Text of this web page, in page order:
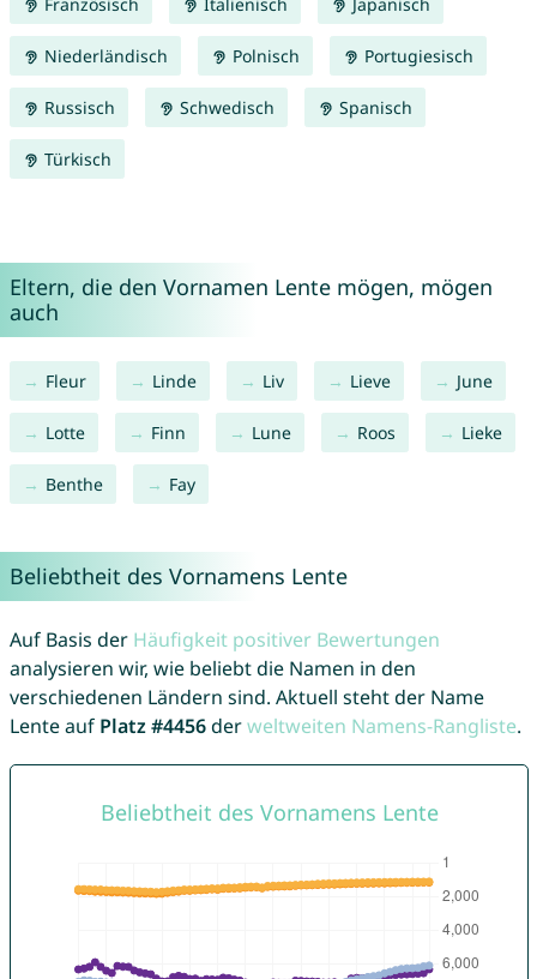
Niederländisch Polnisch Portugiesisch
Russisch Schwedisch Spanisch
Türkisch
Eltern, die den Vornamen Lente mögen, mögen
auch
Fleur Linde Liv Lieve June
Lotte Finn Lune Roos Lieke
Benthe Fay
Beliebtheit des Vornamens Lente
Auf Basis der Häufigkeit positiver Bewertungen
analysieren wir, wie beliebt die Namen in den
verschiedenen Ländern sind. Aktuell steht der Name
Lente auf Platz #4456derweltweiten Namens-Rangliste.